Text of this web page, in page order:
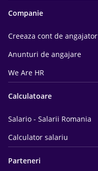
Companie
Creeaza cont de angajator
Anunturi de angajare
We Are HR
Calculatoare
Salario - Salarii Romania
Calculator salariu
Parteneri